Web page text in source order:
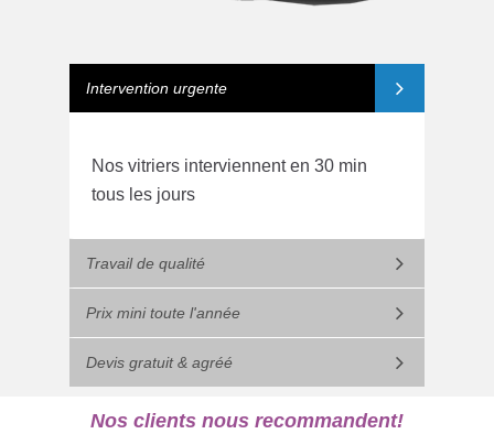
Intervention urgente
Nos vitriers interviennent en 30 min
tous les jours
Travail de qualité
Prix mini toute l'année
Devis gratuit & agréé
Nos clients nous recommandent!